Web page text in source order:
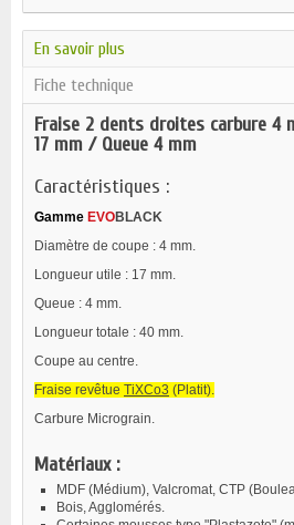
En savoir plus
Fiche technique
Fraise 2 dents droites carbure 4
17 mm / Queue 4 mm
Caractéristiques :
Gamme EVOBLACK
Diamètre de coupe : 4 mm.
Longueur utile : 17 mm.
Queue : 4 mm.
Longueur totale : 40 mm.
Coupe au centre.
Fraise revêtue TiXCo3 (Platit).
Carbure Micrograin.
Matériaux :
MDF (Médium), Valcromat, CTP
Bois, Agglomérés.